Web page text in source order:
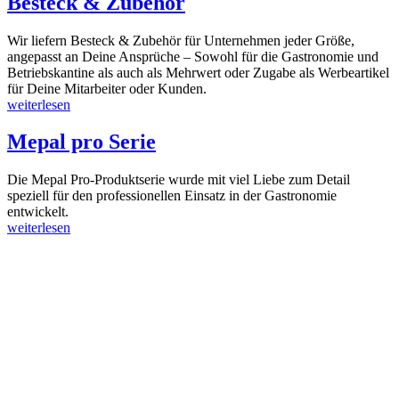
Wir liefern Besteck & Zubehör für Unternehmen jeder Größe,
angepasst an Deine Ansprüche – Sowohl für die Gastronomie und
Betriebskantine als auch als Mehrwert oder Zugabe als Werbeartikel
für Deine Mitarbeiter oder Kunden.
weiterlesen
Mepal pro Serie
Die Mepal Pro-Produktserie wurde mit viel Liebe zum Detail
speziell für den professionellen Einsatz in der Gastronomie
entwickelt.
weiterlesen